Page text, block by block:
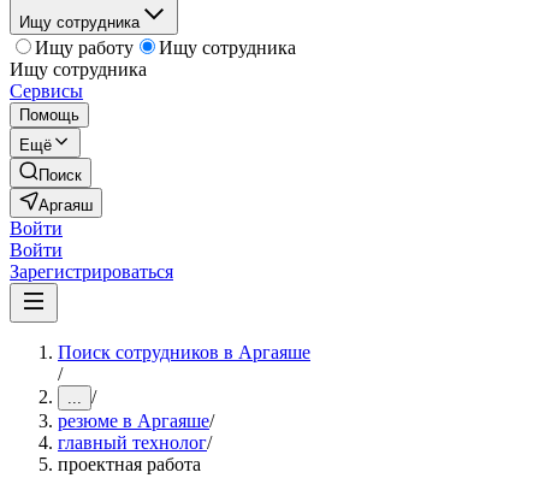
Ищу сотрудника
Ищу работу
Ищу сотрудника
Ищу сотрудника
Сервисы
Помощь
Ещё
Поиск
Аргаяш
Войти
Войти
Зарегистрироваться
Поиск сотрудников в Аргаяше
/
... /
резюме в Аргаяше/
главный технолог/
проектная работа